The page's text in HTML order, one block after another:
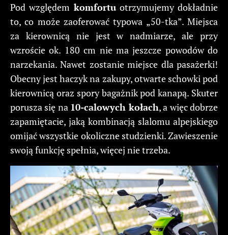
Pod względem komfortuotrzymujemy dokładnie
to, co może zaoferować typowa „50-tka”. Miejsca
za kierownicą nie jest w nadmiarze, ale przy
wzroście ok. 180 cm nie ma jeszcze powodów do
narzekania. Nawet zostanie miejsce dla pasażerki!
Obecny jest haczyk na zakupy, otwarte schowki pod
kierownicą oraz spory bagażnik pod kanapą. Skuter
porusza się na 10-calowych kołach, a więc dobrze
zapamiętacie, jaką kombinacją slalomu alpejskiego
omijać wszystkie okoliczne studzienki. Zawieszenie
swoją funkcję spełnia, więcej nie trzeba.